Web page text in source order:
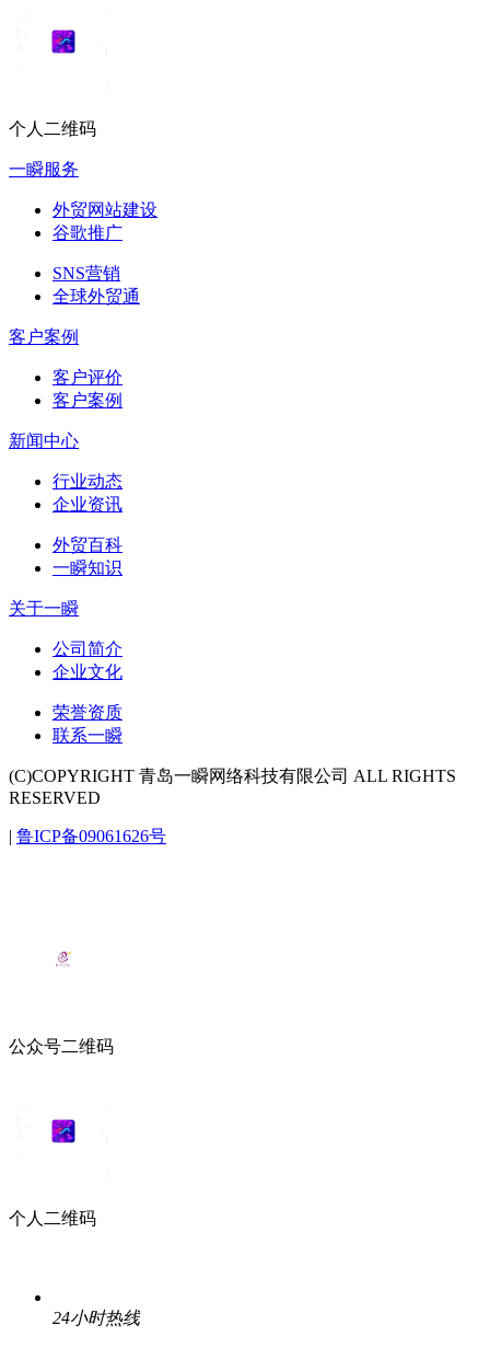
个人二维码
一瞬服务
外贸网站建设
谷歌推广
SNS营销
全球外贸通
客户案例
客户评价
客户案例
新闻中心
行业动态
企业资讯
外贸百科
一瞬知识
关于一瞬
公司简介
企业文化
荣誉资质
联系一瞬
(C)COPYRIGHT 青岛一瞬网络科技有限公司 ALL RIGHTS
RESERVED
| 鲁ICP备09061626号
公众号二维码
个人二维码
24小时热线